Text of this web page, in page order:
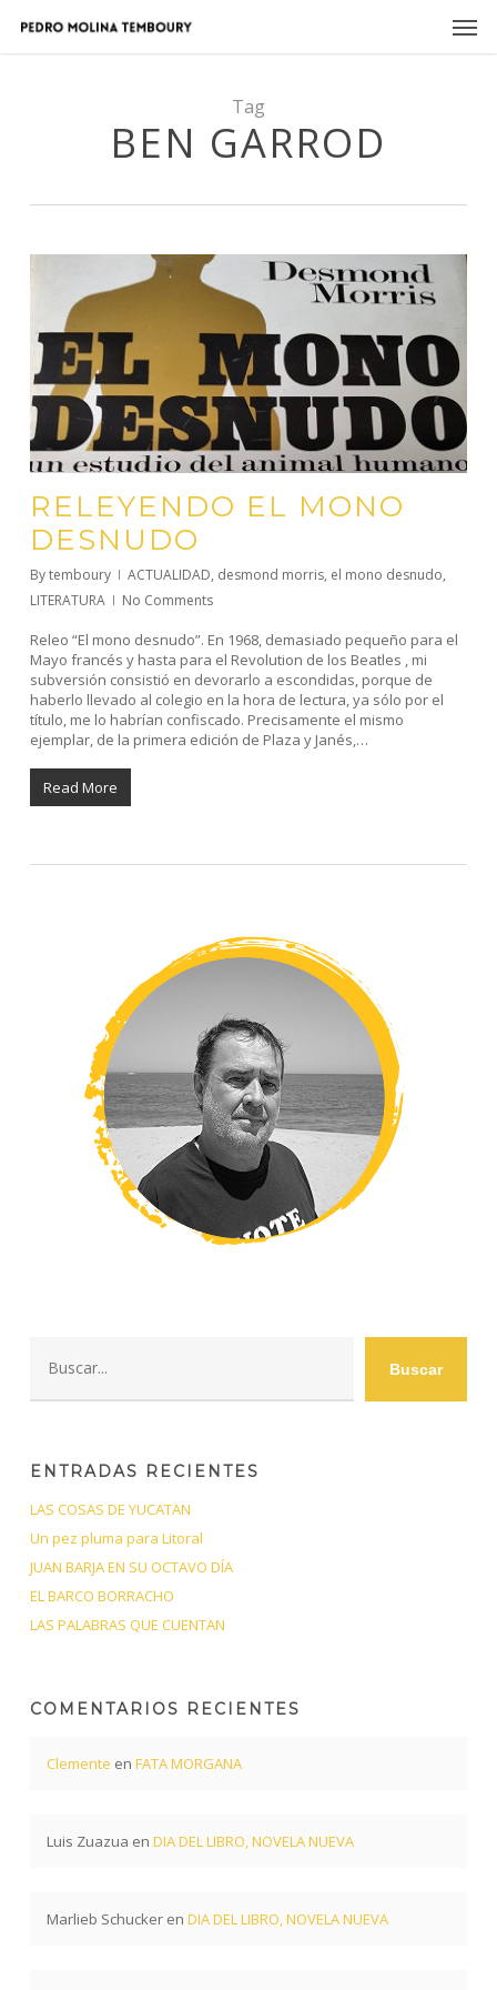
Tag
BEN GARROD
RELEYENDO EL MONO
DESNUDO
Bytemboury ACTUALIDAD, desmond morris, el mono desnudo,
LITERATURA
No Comments
Releo “El mono desnudo”. En 1968, demasiado pequeño para el
Mayo francés y hasta para el Revolution de los Beatles , mi
subversión consistió en devorarlo a escondidas, porque de
haberlo llevado al colegio en la hora de lectura, ya sólo por el
título, me lo habrían confiscado. Precisamente el mismo
ejemplar, de la primera edición de Plaza y Janés,…
Read More
Buscar
ENTRADAS RECIENTES
LAS COSAS DE YUCATAN
Un pez pluma para Litoral
JUAN BARJA EN SU OCTAVO DÍA
EL BARCO BORRACHO
LAS PALABRAS QUE CUENTAN
COMENTARIOS RECIENTES
Clemente en FATA MORGANA
Luis Zuazua en DIA DEL LIBRO, NOVELA NUEVA
Marlieb Schuckeren DIA DEL LIBRO, NOVELA NUEVA